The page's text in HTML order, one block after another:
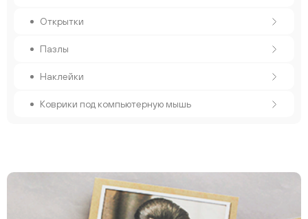
Открытки
Пазлы
Наклейки
Коврики под компьютерную мышь